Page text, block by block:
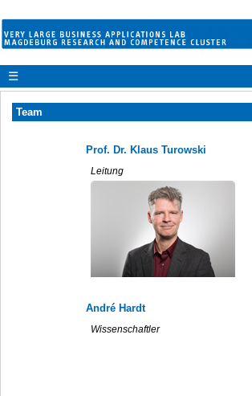
☰
Team
Prof. Dr. Klaus Turowski
Leitung
André Hardt
Wissenschaftler